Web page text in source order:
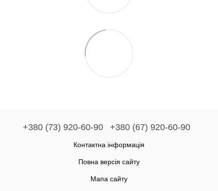
+380 (73) 920-60-90 +380 (67) 920-60-90
Контактна інформація
Повна версія сайту
Мапа сайту